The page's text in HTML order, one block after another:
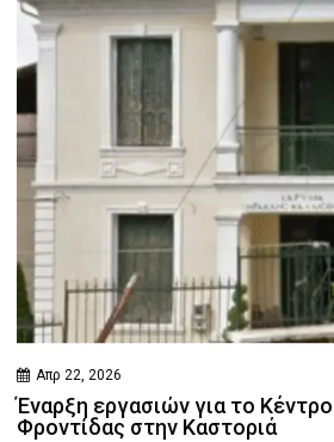
Απρ 22, 2026
Έναρξη εργασιών για το
Φροντίδας στην Καστοριά